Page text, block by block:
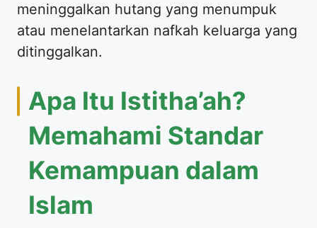
meninggalkan hutang yang menumpuk
atau menelantarkan nafkah keluarga yang
ditinggalkan.
Apa Itu Istitha’ah?
Memahami Standar
Kemampuan dalam
Islam